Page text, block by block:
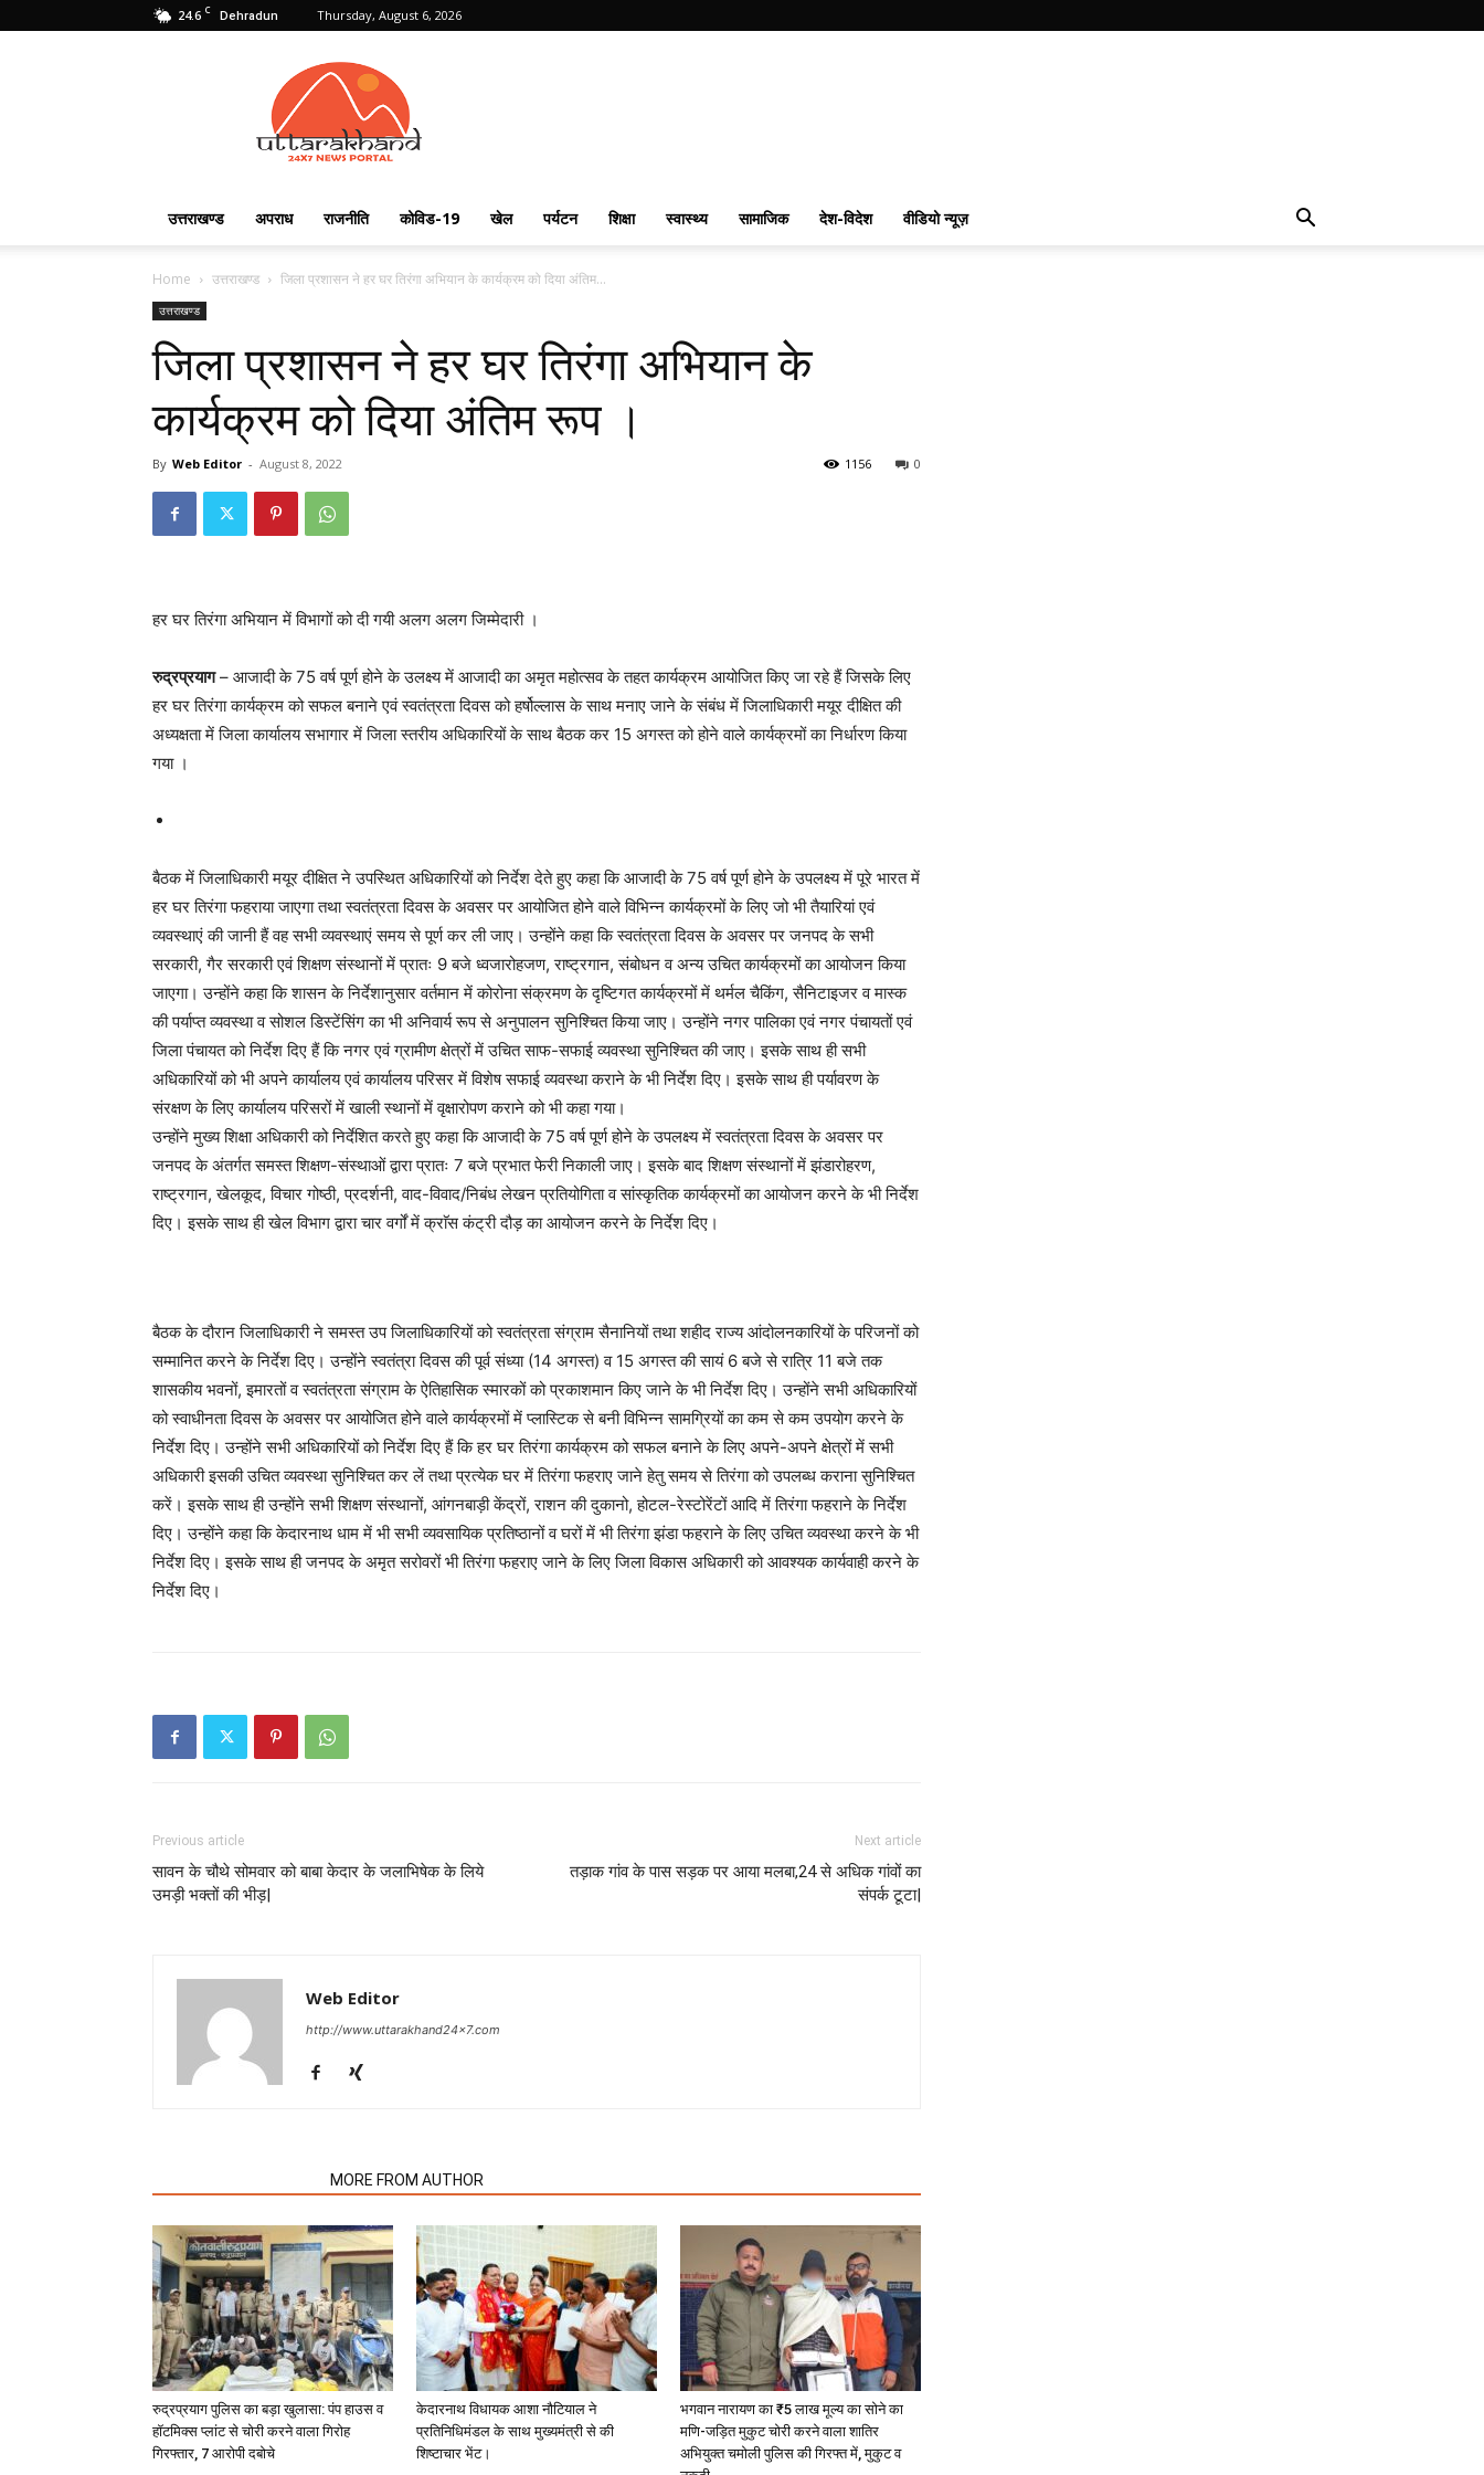
24.6 C Dehradun Thursday, August 6, 2026
Uttarakhand
24X7
उत्तराखण्ड अपराध राजनीति कोविड-19 खेल पर्यटन शिक्षा स्वास्थ्य सामाजिक देश-विदेश वीडियो न्यूज़
Home उत्तराखण्ड जिला प्रशासन ने हर घर तिरंगा अभियान के कार्यक्रम को दिया अंतिम...
उत्तराखण्ड
जिला प्रशासन ने हर घर तिरंगा अभियान के
कार्यक्रम को दिया अंतिम रूप ।
By Web Editor - August 8, 2022 0
1156
हर घर तिरंगा अभियान में विभागों को दी गयी अलग अलग जिम्मेदारी ।
रुद्रप्रयाग– आजादी के 75 वर्ष पूर्ण होने के उलक्ष्य में आजादी का अमृत महोत्सव के तहत कार्यक्रम आयोजित किए जा रहे हैं जिसके लिए
हर घर तिरंगा कार्यक्रम को सफल बनाने एवं स्वतंत्रता दिवस को हर्षोल्लास के साथ मनाए जाने के संबंध में जिलाधिकारी मयूर दीक्षित की
अध्यक्षता में जिला कार्यालय सभागार में जिला स्तरीय अधिकारियों के साथ बैठक कर 15 अगस्त को होने वाले कार्यक्रमों का निर्धारण किया
गया ।
बैठक में जिलाधिकारी मयूर दीक्षित ने उपस्थित अधिकारियों को निर्देश देते हुए कहा कि आजादी के 75 वर्ष पूर्ण होने के उपलक्ष्य में पूरे भारत में
हर घर तिरंगा फहराया जाएगा तथा स्वतंत्रता दिवस के अवसर पर आयोजित होने वाले विभिन्न कार्यक्रमों के लिए जो भी तैयारियां एवं
व्यवस्थाएं की जानी हैं वह सभी व्यवस्थाएं समय से पूर्ण कर ली जाए। उन्होंने कहा कि स्वतंत्रता दिवस के अवसर पर जनपद के सभी
सरकारी, गैर सरकारी एवं शिक्षण संस्थानों में प्रातः 9 बजे ध्वजारोहजण, राष्ट्रगान, संबोधन व अन्य उचित कार्यक्रमों का आयोजन किया
जाएगा। उन्होंने कहा कि शासन के निर्देशानुसार वर्तमान में कोरोना संक्रमण के दृष्टिगत कार्यक्रमों में थर्मल चैकिंग, सैनिटाइजर व मास्क
की पर्याप्त व्यवस्था व सोशल डिस्टेंसिंग का भी अनिवार्य रूप से अनुपालन सुनिश्चित किया जाए। उन्होंने नगर पालिका एवं नगर पंचायतों एवं
जिला पंचायत को निर्देश दिए हैं कि नगर एवं ग्रामीण क्षेत्रों में उचित साफ-सफाई व्यवस्था सुनिश्चित की जाए। इसके साथ ही सभी
अधिकारियों को भी अपने कार्यालय एवं कार्यालय परिसर में विशेष सफाई व्यवस्था कराने के भी निर्देश दिए। इसके साथ ही पर्यावरण के
संरक्षण के लिए कार्यालय परिसरों में खाली स्थानों में वृक्षारोपण कराने को भी कहा गया।
उन्होंने मुख्य शिक्षा अधिकारी को निर्देशित करते हुए कहा कि आजादी के 75 वर्ष पूर्ण होने के उपलक्ष्य में स्वतंत्रता दिवस के अवसर पर
जनपद के अंतर्गत समस्त शिक्षण-संस्थाओं द्वारा प्रातः 7 बजे प्रभात फेरी निकाली जाए। इसके बाद शिक्षण संस्थानों में झंडारोहरण,
राष्ट्रगान, खेलकूद, विचार गोष्ठी, प्रदर्शनी, वाद-विवाद/निबंध लेखन प्रतियोगिता व सांस्कृतिक कार्यक्रमों का आयोजन करने के भी निर्देश
दिए। इसके साथ ही खेल विभाग द्वारा चार वर्गों में क्राॅस कंट्री दौड़ का आयोजन करने के निर्देश दिए।
बैठक के दौरान जिलाधिकारी ने समस्त उप जिलाधिकारियों को स्वतंत्रता संग्राम सैनानियों तथा शहीद राज्य आंदोलनकारियों के परिजनों को
सम्मानित करने के निर्देश दिए। उन्होंने स्वतंत्रा दिवस की पूर्व संध्या (14 अगस्त) व 15 अगस्त की सायं 6 बजे से रात्रि 11 बजे तक
शासकीय भवनों, इमारतों व स्वतंत्रता संग्राम के ऐतिहासिक स्मारकों को प्रकाशमान किए जाने के भी निर्देश दिए। उन्होंने सभी अधिकारियों
को स्वाधीनता दिवस के अवसर पर आयोजित होने वाले कार्यक्रमों में प्लास्टिक से बनी विभिन्न सामग्रियों का कम से कम उपयोग करने के
निर्देश दिए। उन्होंने सभी अधिकारियों को निर्देश दिए हैं कि हर घर तिरंगा कार्यक्रम को सफल बनाने के लिए अपने-अपने क्षेत्रों में सभी
अधिकारी इसकी उचित व्यवस्था सुनिश्चित कर लें तथा प्रत्येक घर में तिरंगा फहराए जाने हेतु समय से तिरंगा को उपलब्ध कराना सुनिश्चित
करें। इसके साथ ही उन्होंने सभी शिक्षण संस्थानों, आंगनबाड़ी केंद्रों, राशन की दुकानो, होटल-रेस्टोरेंटों आदि में तिरंगा फहराने के निर्देश
दिए। उन्होंने कहा कि केदारनाथ धाम में भी सभी व्यवसायिक प्रतिष्ठानों व घरों में भी तिरंगा झंडा फहराने के लिए उचित व्यवस्था करने के भी
निर्देश दिए। इसके साथ ही जनपद के अमृत सरोवरों भी तिरंगा फहराए जाने के लिए जिला विकास अधिकारी को आवश्यक कार्यवाही करने के
निर्देश दिए।
Previous article
सावन के चौथे सोमवार को बाबा केदार के जलाभिषेक के लिये
उमड़ी भक्तों की भीड़|
Next article
तड़ाक गांव के पास सड़क पर आया मलबा,24 से अधिक गांवों का
संपर्क टूटा|
Web Editor
http://www.uttarakhand24x7.com
MORE FROM AUTHOR
रुद्रप्रयाग पुलिस का बड़ा खुलासा: पंप हाउस व
हॉटमिक्स प्लांट से चोरी करने वाला गिरोह
गिरफ्तार, 7 आरोपी दबोचे
केदारनाथ विधायक आशा नौटियाल ने
प्रतिनिधिमंडल के साथ मुख्यमंत्री से की
शिष्टाचार भेंट।
भगवान नारायण का ₹5 लाख मूल्य का सोने का
मणि-जड़ित मुकुट चोरी करने वाला शातिर
अभियुक्त चमोली पुलिस की गिरफ्त में, मुकुट व